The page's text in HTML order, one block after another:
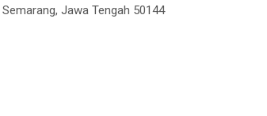
Jawa Tengah 50144